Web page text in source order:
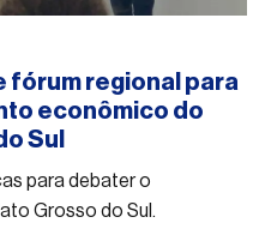
fórum regional para
econômico do
Sul
para debater o
Grosso do Sul.